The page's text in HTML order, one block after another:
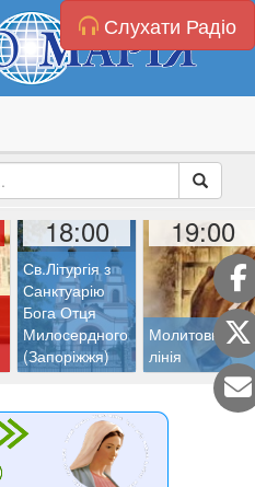
Слухати Радіо
18:00
Св.Літургія з
Санктуарію
Бога Отця
Милосердного
(Запоріжжя)
19:00
Молитовна
лінія